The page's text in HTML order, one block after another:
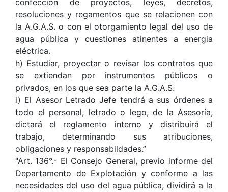
confección de proyectos, leyes, decretos,
resoluciones y regamentos que se relacionen con
la A.G.A.S. o con el otorgamiento legal del uso de
agua pública y cuestiones atinentes a energia
eléctrica.
h) Estudiar, proyectar o revisar los contratos que
se extiendan por instrumentos públicos o
privados, en los que sea parte la A.G.A.S.
i) El Asesor Letrado Jefe tendrá a sus órdenes a
todo el personal, letrado o lego, de la Asesoría,
dictará el reglamento interno y distribuirá el
trabajo, determinando sus atribuciones,
obligaciones y responsabildades.”
"Art. 136°.- El Consejo General, previo informe del
Departamento de Explotación y conforme a las
necesidades del uso del agua pública, dividirá a la